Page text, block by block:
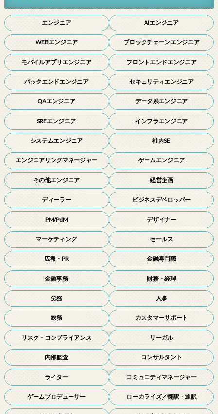
エンジニア AIエンジニア
WEBエンジニア ブロックチェーンエンジニア
モバイルアプリエンジニア フロントエンドエンジニア
バックエンドエンジニア セキュリティエンジニア
QAエンジニア データ系エンジニア
SREエンジニア インフラエンジニア
システムエンジニア 社内SE
エンジニアリングマネージャー ゲームエンジニア
その他エンジニア 経営企画
ディーラー ビジネスデベロッパー
PM/PdM デザイナー
マーケティング セールス
広報・PR 金融専門職
金融事務 財務・経理
労務 人事
総務 カスタマーサポート
リスク・コンプライアンス リーガル
内部監査 コンサルタント
ライター コミュニティマネージャー
ゲームプロデューサー ローカライズ／翻訳・通訳